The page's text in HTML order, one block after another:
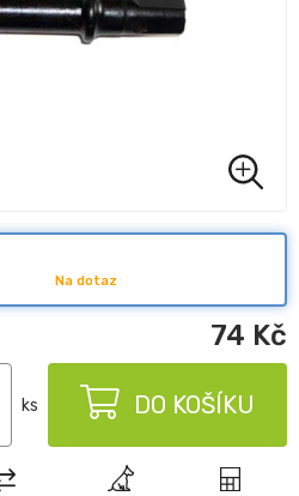
Na dotaz
74 Kč
ks DO KOŠÍKU